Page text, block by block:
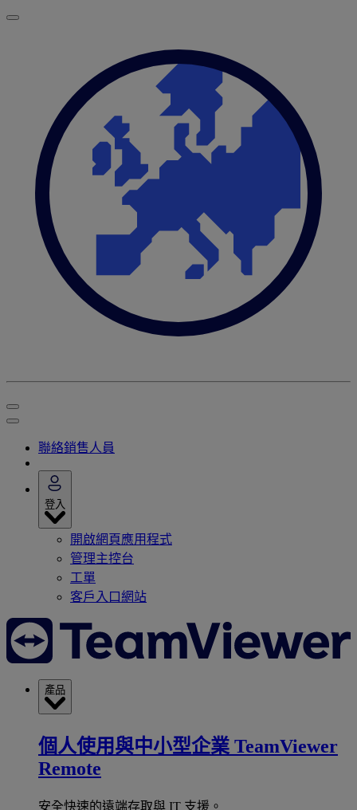
聯絡銷售人員
登入
開啟網頁應用程式
管理主控台
工單
客戶入口網站
產品
個人使用與中小型企業 TeamViewer
Remote
安全快速的遠端存取與 IT 支援。